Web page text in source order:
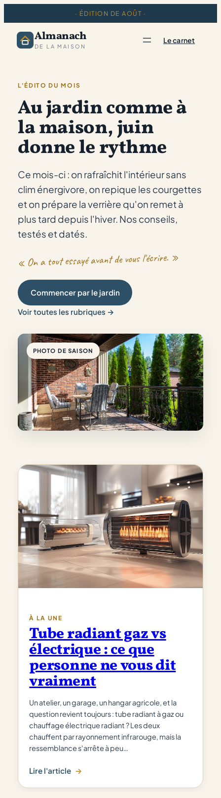
· ÉDITION DE AOÛT ·
Almanach
DE LA MAISON
Le carnet
L'ÉDITO DU MOIS
Au jardin comme à
la maison, juin
donne le rythme
Ce mois-ci : on rafraîchit l'intérieur sans
clim énergivore, on repique les courgettes
et on prépare la verrière qu'on remet à
plus tard depuis l'hiver. Nos conseils,
testés et datés.
« On a tout essayé avant de vous l'écrire. »
Commencer par le jardin
Voir toutes les rubriques →
PHOTO DE SAISON
À LA UNE
Tube radiant gaz vs
électrique : ce que
personne ne vous dit
vraiment
Un atelier, un garage, un hangar agricole, et la
question revient toujours : tube radiant à gaz ou
chauffage électrique radiant ? Les deux
chauffent par rayonnement infrarouge, mais la
ressemblance s'arrête à peu…
Lire l'article
:
Tube